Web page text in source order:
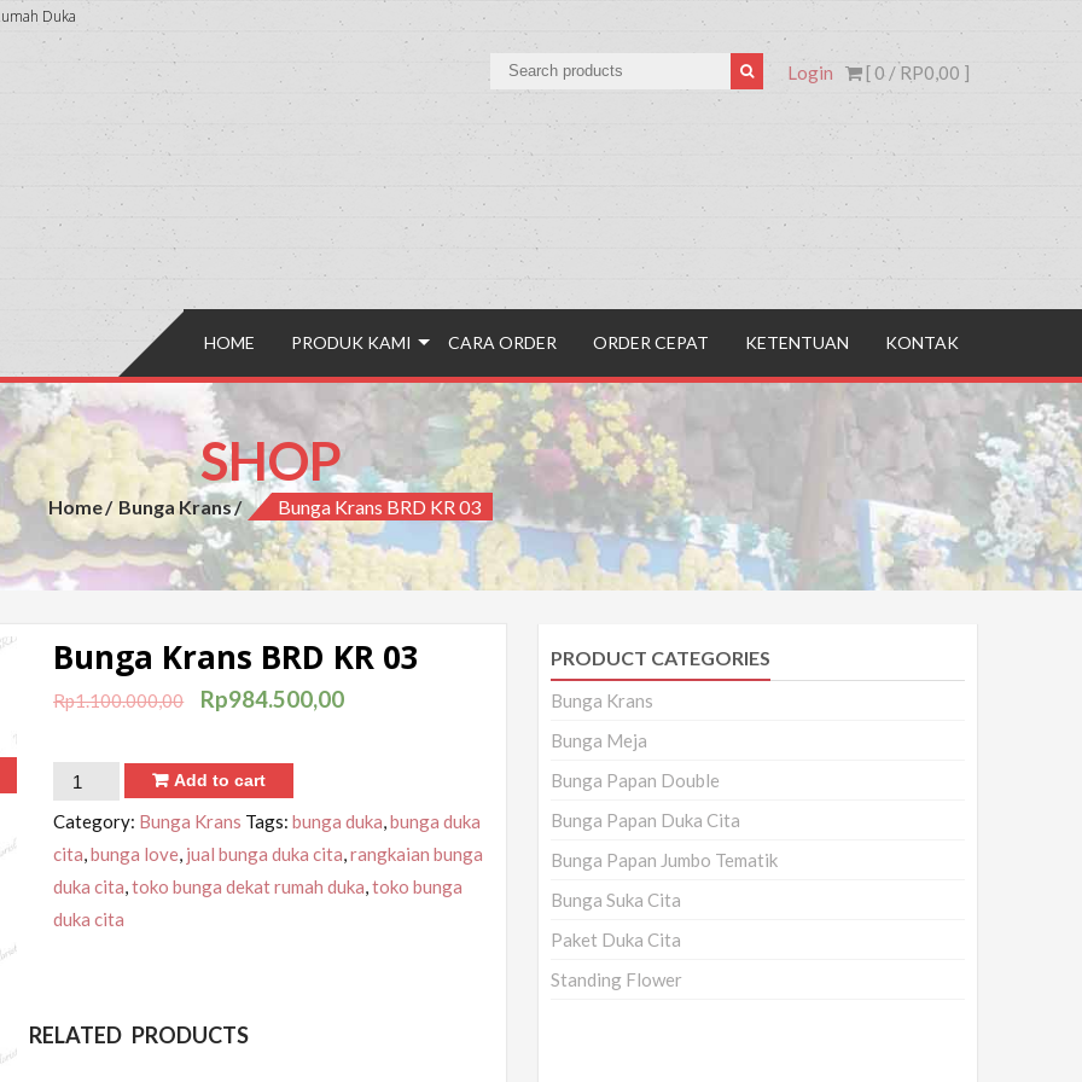
Duka
[ 0 / RP0,00 ]
Login
HOME PRODUK KAMI CARA ORDER ORDER CEPAT KETENTUAN KONTAK
SHOP
Home Bunga Krans Bunga Krans BRD KR 03
Bunga Krans BRD KR 03
Rp1.100.000,00 Rp984.500,00
Add to cart
Category: Bunga Krans Tags:bunga duka,bunga duka
cita,bunga love, jual bunga duka cita,rangkaian bunga
duka cita,toko bunga dekat rumah duka,toko bunga
duka cita
RELATED PRODUCTS
PRODUCT CATEGORIES
Bunga Krans
Bunga Meja
Bunga Papan Double
Bunga Papan Duka Cita
Bunga Papan Jumbo Tematik
Bunga Suka Cita
Paket Duka Cita
Standing Flower